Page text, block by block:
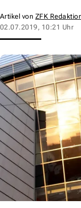
Artikel von ZFK
02.07.2019, 10:21 Uhr